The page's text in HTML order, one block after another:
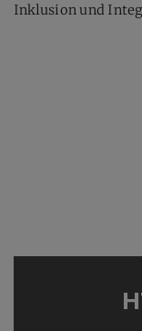
Inklusion und